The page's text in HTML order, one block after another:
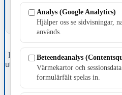
Fristående webbtidningsföretag
ut tidningen Skillingaryd.nu och
april 2026 omfattar
Värnamo och
Analys (Google Analytics)
Hjälper oss se sidvisningar,
används.
Beteendeanalys
Värmekartor och
formulärfält spelas in.